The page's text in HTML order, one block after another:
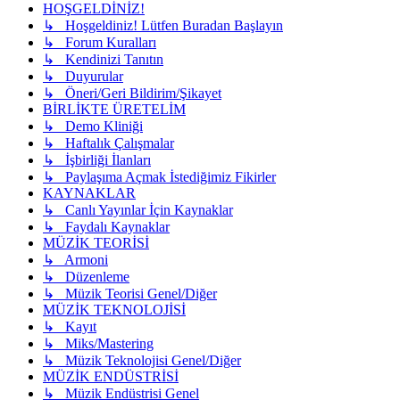
HOŞGELDİNİZ!
↳ Hoşgeldiniz! Lütfen Buradan Başlayın
↳ Forum Kuralları
↳ Kendinizi Tanıtın
↳ Duyurular
↳ Öneri/Geri Bildirim/Şikayet
BİRLİKTE ÜRETELİM
↳ Demo Kliniği
↳ Haftalık Çalışmalar
↳ İşbirliği İlanları
↳ Paylaşıma Açmak İstediğimiz Fikirler
KAYNAKLAR
↳ Canlı Yayınlar İçin Kaynaklar
↳ Faydalı Kaynaklar
MÜZİK TEORİSİ
↳ Armoni
↳ Düzenleme
↳ Müzik Teorisi Genel/Diğer
MÜZİK TEKNOLOJİSİ
↳ Kayıt
↳ Miks/Mastering
↳ Müzik Teknolojisi Genel/Diğer
MÜZİK ENDÜSTRİSİ
↳ Müzik Endüstrisi Genel